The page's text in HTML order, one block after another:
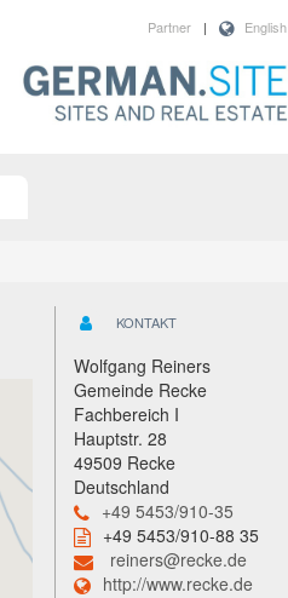
English
|
Partner
KONTAKT
Wolfgang Reiners
Gemeinde Recke
Fachbereich I
Hauptstr. 28
49509 Recke
Deutschland
+49 5453/910-35
+49 5453/910-88 35
reiners@recke.de
http://www.recke.de